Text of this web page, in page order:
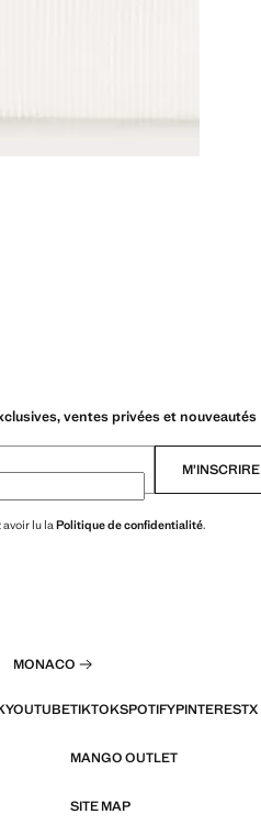
ventes privées et nouveautés
M’INSCRIRE
avoir lu laPolitique de confidentialité.
MONACO
YOUTUBETIKTOKSPOTIFYPINTERESTX
MANGO OUTLET
SITE MAP